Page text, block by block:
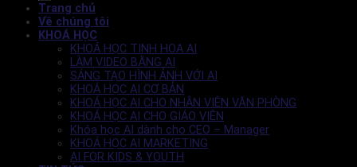
Trang chủ
Về chúng tôi
KHOÁ HỌC
KHOÁ HỌC TINH HOA AI
LÀM VIDEO BẰNG AI
SÁNG TẠO HÌNH ẢNH VỚI AI
KHOÁ HỌC AI CƠ BẢN
KHOÁ HỌC AI CHO NHÂN VIÊN VĂN PHÒNG
KHOÁ HỌC AI CHO GIÁO VIÊN
Khóa học AI dành cho CEO – Manager
KHOÁ HỌC AI MARKETING
AI FOR KIDS & YOUTH